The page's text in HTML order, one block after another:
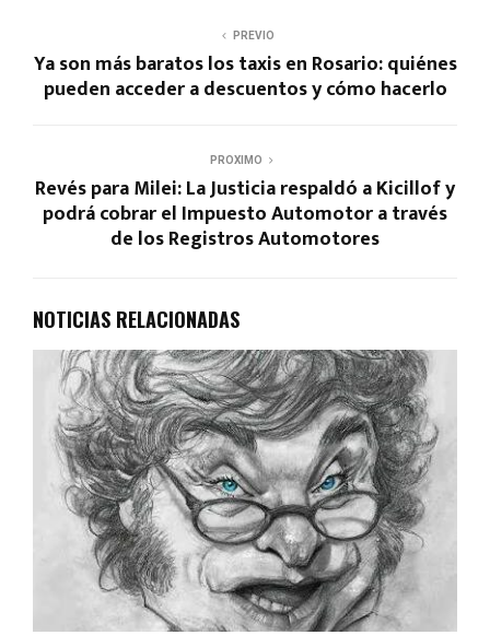
PREVIO
Ya son más baratos los taxis en Rosario: quiénes
pueden acceder a descuentos y cómo hacerlo
PROXIMO
Revés para Milei: La Justicia respaldó a Kicillof y
podrá cobrar el Impuesto Automotor a través
de los Registros Automotores
NOTICIAS RELACIONADAS